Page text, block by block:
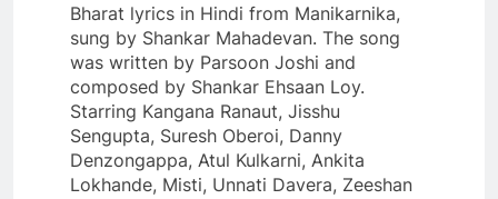
Bharat lyrics in Hindi from Manikarnika,
sung by Shankar Mahadevan. The song
was written by Parsoon Joshi and
composed by Shankar Ehsaan Loy.
Starring Kangana Ranaut, Jisshu
Sengupta, Suresh Oberoi, Danny
Denzongappa, Atul Kulkarni, Ankita
Lokhande, Misti, Unnati Davera, Zeeshan